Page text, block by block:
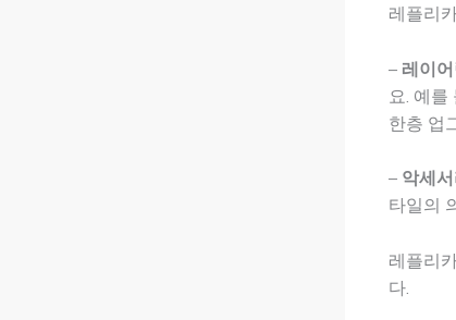
레플리
– 레이
요. 예
한층 업
– 악세
타일의
레플리
다.